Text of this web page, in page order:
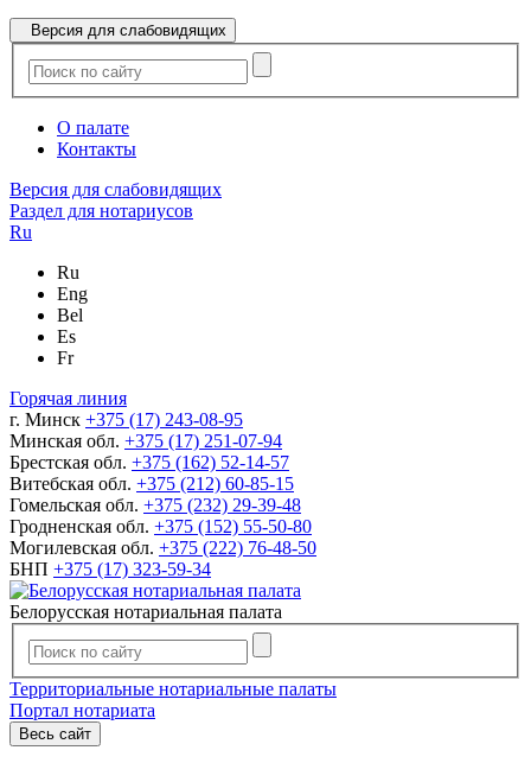
Версия для слабовидящих
О палате
Контакты
Версия для слабовидящих
Раздел для нотариусов
Ru
Ru
Eng
Bel
Es
Fr
Горячая линия
г. Минск +375 (17) 243-08-95
Минская обл. +375 (17) 251-07-94
Брестская обл. +375 (162) 52-14-57
Витебская обл. +375 (212) 60-85-15
Гомельская обл. +375 (232) 29-39-48
Гродненская обл. +375 (152) 55-50-80
Могилевская обл. +375 (222) 76-48-50
БНП +375 (17) 323-59-34
Белорусская нотариальная палата
Территориальные нотариальные палаты
Портал нотариата
Весь сайт